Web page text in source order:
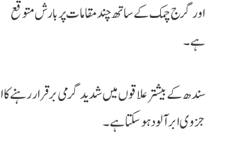
اور گرج چمک کے ساتھ چند مقامات پر بارش متوقع
ہے۔
سندھ کے بیشتر علاقوں میں شدید گرمی برقرار رہنے
جزوی ابر آلود ہو سکتا ہے۔